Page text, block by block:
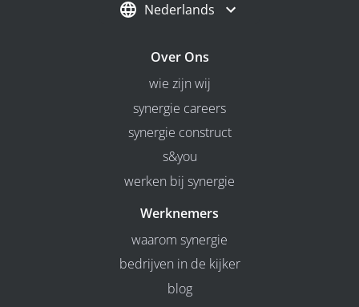
Nederlands
Over Ons
wie zijn wij
synergie careers
synergie construct
s&you
werken bij synergie
Werknemers
waarom synergie
bedrijven in de kijker
blog